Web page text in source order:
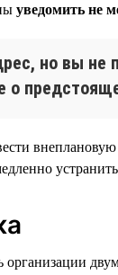
уведомить не
но вы не
о